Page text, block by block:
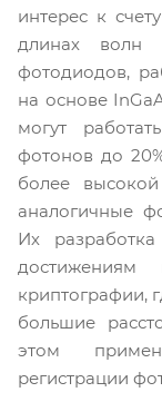
интерес к
длинах волн
фотодиодов,
на основе
могут
фотонов до
более
аналогичные
Их
достижениям
криптографии,
большие
этом
регистрации